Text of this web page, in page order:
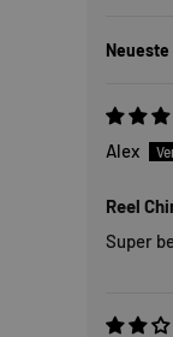
Sort by
Alex
Reel
Super